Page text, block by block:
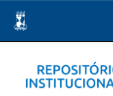
navigation